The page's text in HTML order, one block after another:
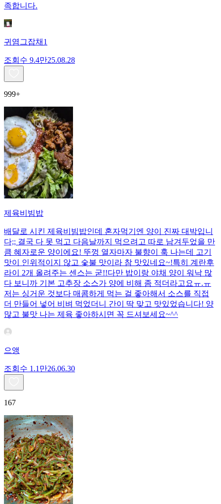
족합니다.
귀염그잡채1
조회수 9.4만25.08.28
999+
제육비빔밥
배달로 시킨 제육비빔밥인데 혼자먹기엔 양이 진짜 대박입니
다;; 결국 다 못 먹고 다음날까지 먹으려고 따로 남겨두었을 만
큼 혜자로운 양이에요! 뚜껑 열자마자 불향이 훅 나는데 고기
맛이 인위적이지 않고 숯불 맛이라 참 맛있네요~!특히 계란후
라이 2개 올려주는 센스는 굳!! ​다만 밥이랑 야채 양이 워낙 많
다 보니까 기본 고추장 소스가 양에 비해 좀 적더라고요ㅠ.ㅠ
저는 싱거운 것보다 매콤하게 먹는 걸 좋아해서 소스를 직접
더 만들어 넣어 비벼 먹었더니 간이 딱 맞고 맛있었습니다! 양
많고 불맛 나는 제육 좋아하시면 꼭 드셔보세요~^^
으앵
조회수 1.1만26.06.30
167